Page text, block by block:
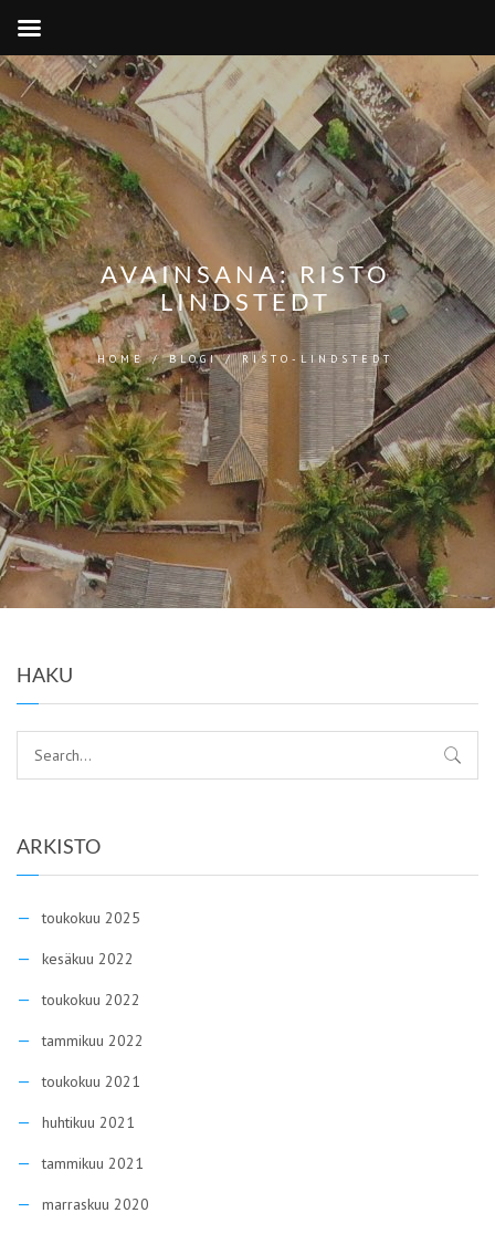
AVAINSANA:RISTO
LINDSTEDT
HOME/BLOGI/RISTO-LINDSTEDT
HAKU
ARKISTO
toukokuu 2025
kesäkuu 2022
toukokuu 2022
tammikuu 2022
toukokuu 2021
huhtikuu 2021
tammikuu 2021
marraskuu 2020